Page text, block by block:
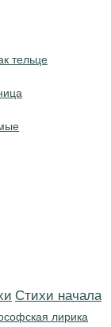
тельце
Cтихи начала
лирика